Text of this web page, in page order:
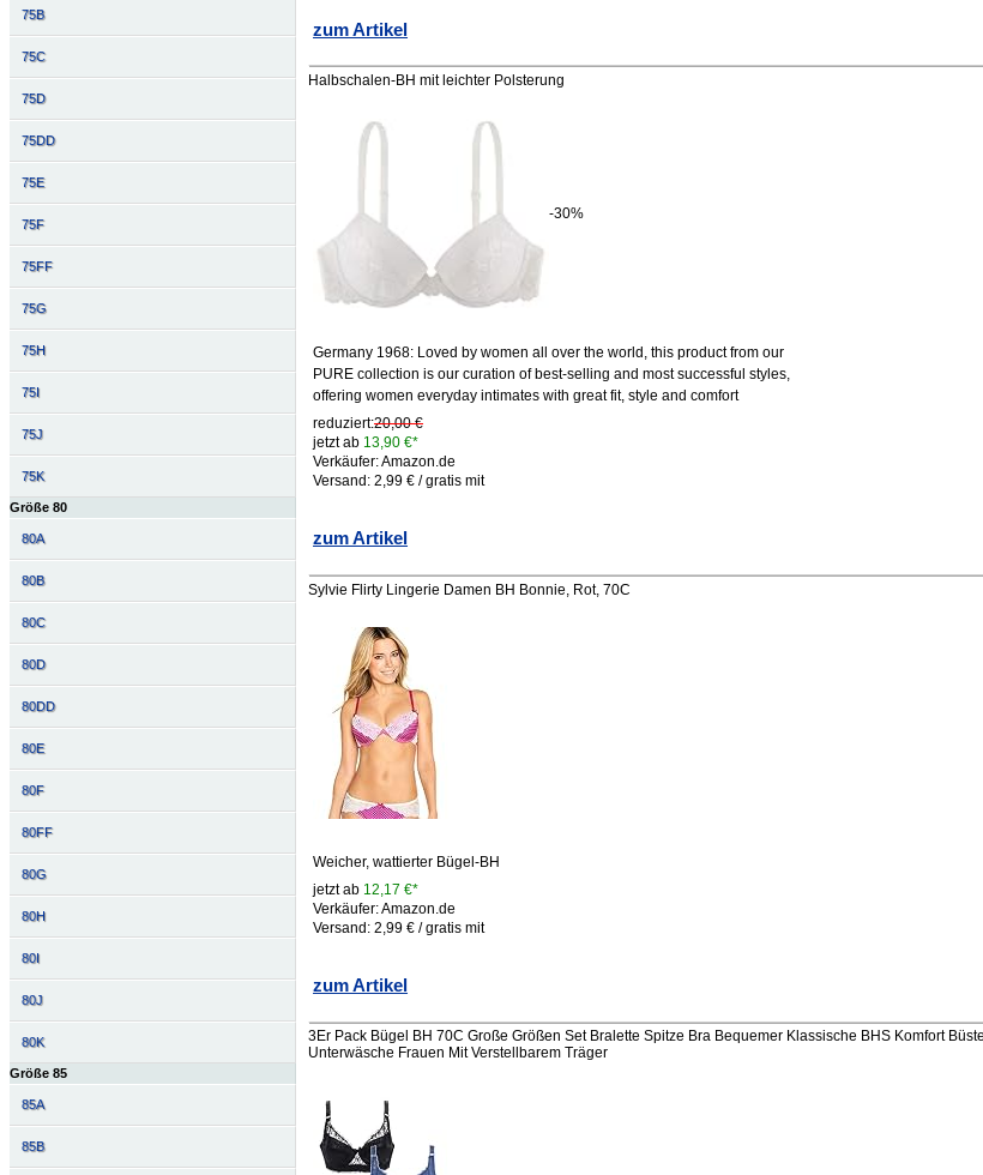
75B
75C
75D
75DD
75E
75F
75FF
75G
75H
75I
75J
75K
Größe 80
80A
80B
80C
80D
80DD
80E
80F
80FF
80G
80H
80I
80J
80K
Größe 85
85A
85B
zum Artikel
Halbschalen-BH mit leichter Polsterung
-30%
Germany 1968: Loved by women all over the world, this product from our
PURE collection is our curation of best-selling and most successful styles,
offering women everyday intimates with great fit, style and comfort
reduziert:20,00 €
jetzt ab 13,90 €*
Verkäufer: Amazon.de
Versand: 2,99 € / gratis mit
zum Artikel
Sylvie Flirty Lingerie Damen BH Bonnie, Rot, 70C
Weicher, wattierter Bügel-BH
jetzt ab 12,17 €*
Verkäufer: Amazon.de
Versand: 2,99 € / gratis mit
zum Artikel
3Er Pack Bügel BH 70C Große Größen Set Bralette Spitze Bra Bequemer Klassische BHS Komfort
Unterwäsche Frauen Mit Verstellbarem Träger